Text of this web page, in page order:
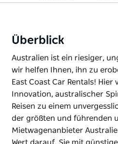
Überblick
Australien ist ein riesiger,
wir helfen Ihnen, ihn zu
East Coast Car Rentals! Hier
Innovation, australischer
Reisen zu einem
der größten und führenden
Mietwagenanbieter
Wert darauf, Sie mit